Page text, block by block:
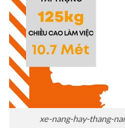
xe-nang-hay-thang-